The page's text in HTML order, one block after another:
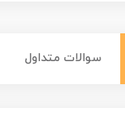
سوالات متداول